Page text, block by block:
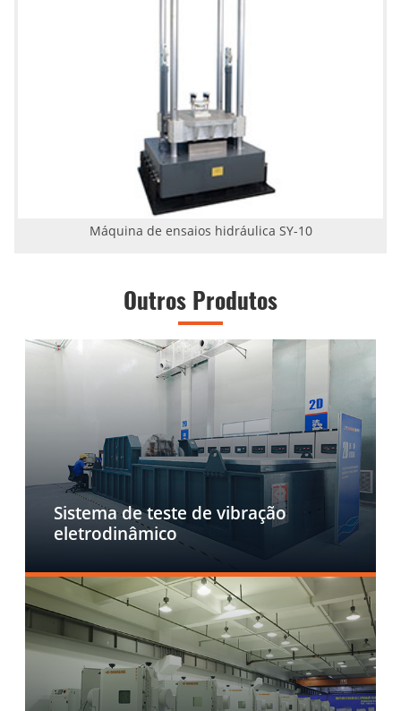
Máquina de ensaios hidráulica SY-10
Outros Produtos
Sistema de teste de vibração
eletrodinâmico